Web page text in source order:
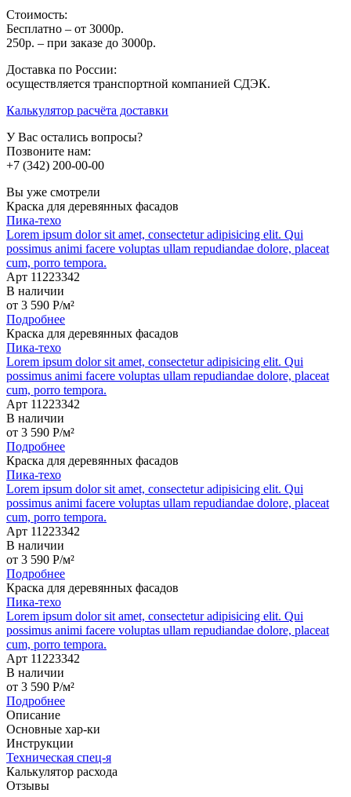
Стоимость:
Бесплатно – от 3000р.
250р. – при заказе до 3000р.
Доставка по России:
осуществляется транспортной компанией СДЭК.
Калькулятор расчёта доставки
У Вас остались вопросы?
Позвоните нам:
+7 (342) 200-00-00
Вы уже смотрели
Краска для деревянных фасадов
Пика-техо
Lorem ipsum dolor sit amet, consectetur adipisicing elit. Qui
possimus animi facere voluptas ullam repudiandae dolore, placeat
cum, porro tempora.
Арт 11223342
В наличии
от 3 590 P/м²
Подробнее
Краска для деревянных фасадов
Пика-техо
Lorem ipsum dolor sit amet, consectetur adipisicing elit. Qui
possimus animi facere voluptas ullam repudiandae dolore, placeat
cum, porro tempora.
Арт 11223342
В наличии
от 3 590 P/м²
Подробнее
Краска для деревянных фасадов
Пика-техо
Lorem ipsum dolor sit amet, consectetur adipisicing elit. Qui
possimus animi facere voluptas ullam repudiandae dolore, placeat
cum, porro tempora.
Арт 11223342
В наличии
от 3 590 P/м²
Подробнее
Краска для деревянных фасадов
Пика-техо
Lorem ipsum dolor sit amet, consectetur adipisicing elit. Qui
possimus animi facere voluptas ullam repudiandae dolore, placeat
cum, porro tempora.
Арт 11223342
В наличии
от 3 590 P/м²
Подробнее
Описание
Основные хар-ки
Инструкции
Техническая спец-я
Калькулятор расхода
Отзывы